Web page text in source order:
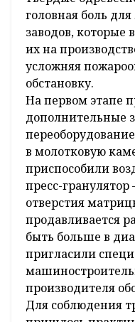
головная боль
заводов, которые
их на
усложняя
обстановку.
На первом этапе
дополнительные
в молотковую
приспособили
пресс-гранулятор
отверстия
продавливается
быть больше в
пригласили
производителя
Для соблюдения